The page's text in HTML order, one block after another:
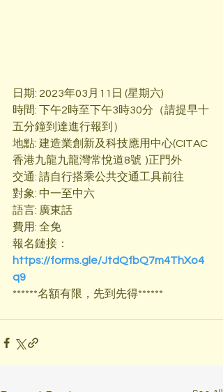
日期: 2023年03月11日 (星期六)
時間: 下午2時至下午3時30分（請提早十
五分鐘到達進行報到）
地點: 建造業創新及科技應用中心(CITAC
香港九龍九龍灣常悅道8號  )正門外
交通: 請自行搭乘公共交通工具前往
對象: 中一至中六
語言: 廣東話
費用: 全免
報名鏈接：
https://forms.gle/JtdQfbQ7m4ThXo4
q9
******名額有限，先到先得******